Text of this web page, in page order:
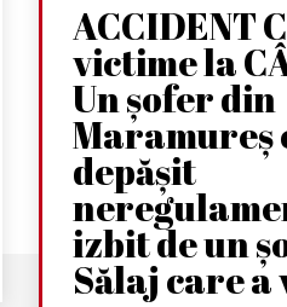
ACCIDENT
victime la
Un șofer din
Maramureș
depășit
izbit de un
Sălaj care